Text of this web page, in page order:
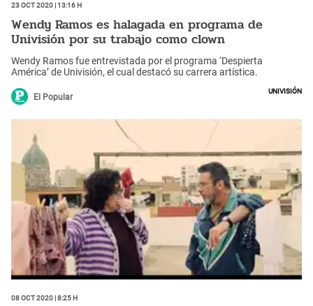
23 Oct 2020 | 13:16 h
Wendy Ramos es halagada en programa de
Univisión por su trabajo como clown
Wendy Ramos fue entrevistada por el programa ‘Despierta
América’ de Univisión, el cual destacó su carrera artística.
El Popular
Univisión
08 Oct 2020 | 8:25 h